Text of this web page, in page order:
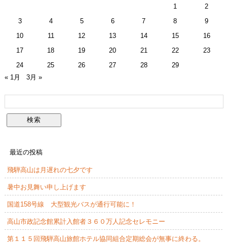
1
2
3
4 5 6 7 8
9
10
11 12 13 14 15
16
17
18 19 20 21 22
23
24
25 26 27 28
29
« 1月
3月 »
最近の投稿
飛騨高山は月遅れの七夕です
暑中お見舞い申し上げます
国道158号線 大型観光バスが通行可能に！
高山市政記念館累計入館者３６０万人記念セレモニー
第１１５回飛騨高山旅館ホテル協同組合定期総会が無事に終わる。